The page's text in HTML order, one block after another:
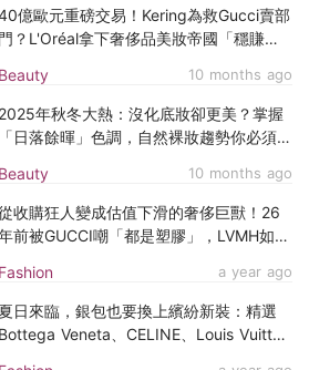
Beauty 10 months ago
億歐元重磅交易！Kering為救Gucci賣部
門？L'Oréal拿下奢侈品美妝帝國「穩賺不
Beauty 10 months ago
2025年秋冬大熱：沒化底妝卻更美？掌握
「日落餘暉」色調，自然裸妝趨勢你必須要
Fashion a year ago
收購狂人變成估值下滑的奢侈巨獸！26
前被GUCCI嘲「都是塑膠」，LVMH如今
夏日來臨，銀包也要換上繽紛新裝：精選
Bottega Veneta、CELINE、Louis Vuitton